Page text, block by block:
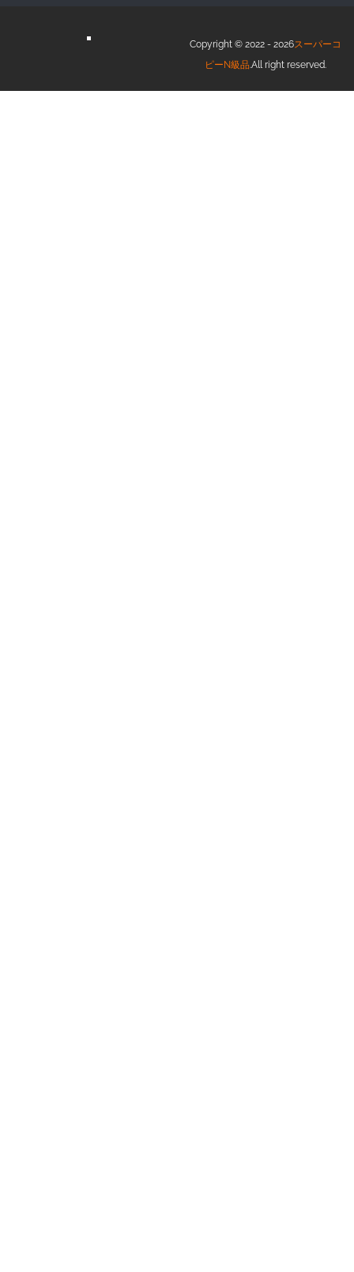
Copyright © 2022 - 2026スーパーコ
ピーN級品.All right reserved.